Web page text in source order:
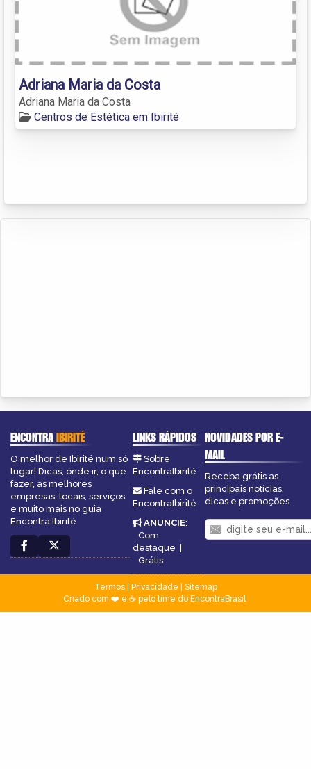
Adriana Maria da Costa
Adriana Maria da Costa
Centros de Estética em Ibirité
ENCONTRAIBIRITÉ
O melhor de Ibirité num só
lugar! Dicas, onde ir, o que
fazer, as melhores
empresas, locais, serviços
e muito mais no guia
Encontra Ibirité.
LINKS RÁPIDOS
Sobre
EncontraIbirité
Fale com o
EncontraIbirité
ANUNCIE:
Com
destaque |
Grátis
NOVIDADES POR E-
MAIL
Receba grátis as
principais notícias,
dicas e promoções
Termos| Privacidade
Sitemap
Criado com ❤️ e ☕ pelo time do EncontraBrasil